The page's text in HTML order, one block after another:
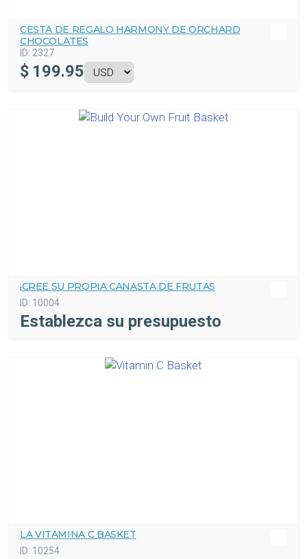
CESTA DE REGALO HARMONY DE ORCHARD
CHOCOLATES
ID: 2327
$ 199.95
¡CREE SU PROPIA CANASTA DE FRUTAS
ID: 10004
Establezca su presupuesto
LA VITAMINA C BASKET
ID: 10254